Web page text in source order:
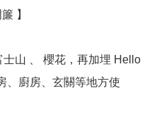
】
士山 、 櫻花，再加埋 Hello
、廚房、玄關等地方使